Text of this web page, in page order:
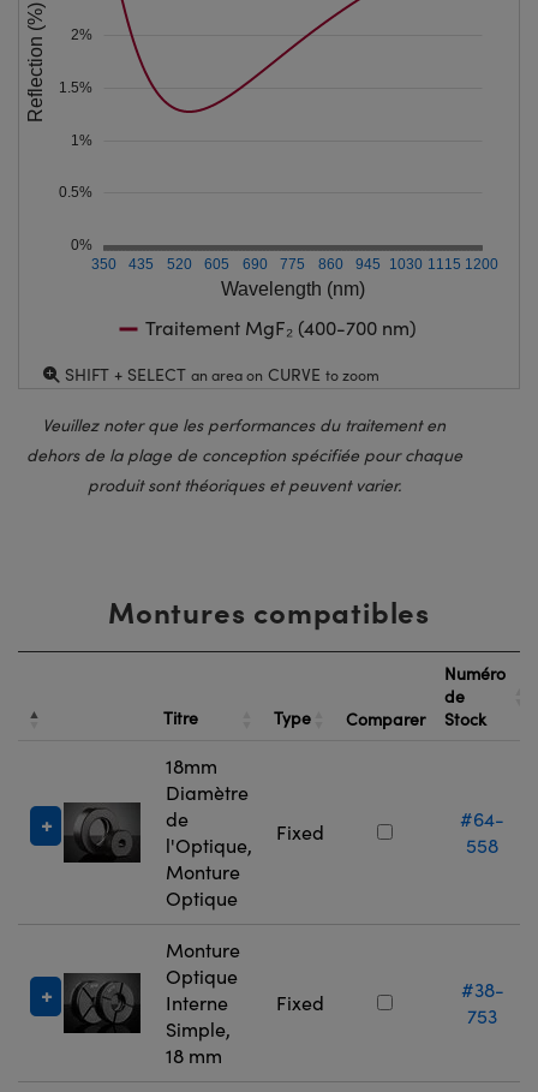
Wavelength (nm)
350 435 520 605 690 775 860 945 1030 1115 1200
0%
0.5%
1%
1.5%
2%
Reflection (%)
Traitement MgF₂ (400-700 nm)
SHIFT + SELECT an area on CURVE to zoom
Veuillez noter que les performances du traitement en
dehors de la plage de conception spécifiée pour chaque
produit sont théoriques et peuvent varier.
Montures compatibles
Titre Type Comparer
Numéro
de
Stock
18mm
Diamètre
de
l'Optique,
Monture
Optique
Fixed
#64-
558
Monture
Optique
Interne
Simple,
18 mm
Fixed
#38-
753